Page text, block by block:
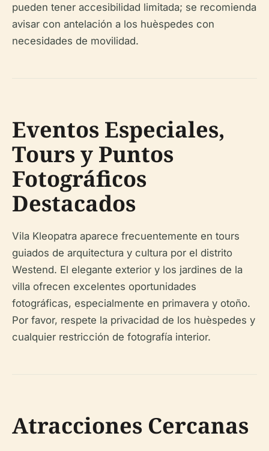
pueden tener accesibilidad limitada; se recomienda
avisar con antelación a los huèspedes con
necesidades de movilidad.
Eventos Especiales,
Tours y Puntos
Fotográficos
Destacados
Vila Kleopatra aparece frecuentemente en tours
guiados de arquitectura y cultura por el distrito
Westend. El elegante exterior y los jardines de la
villa ofrecen excelentes oportunidades
fotográficas, especialmente en primavera y otoño.
Por favor, respete la privacidad de los huèspedes y
cualquier restricción de fotografía interior.
Atracciones Cercanas